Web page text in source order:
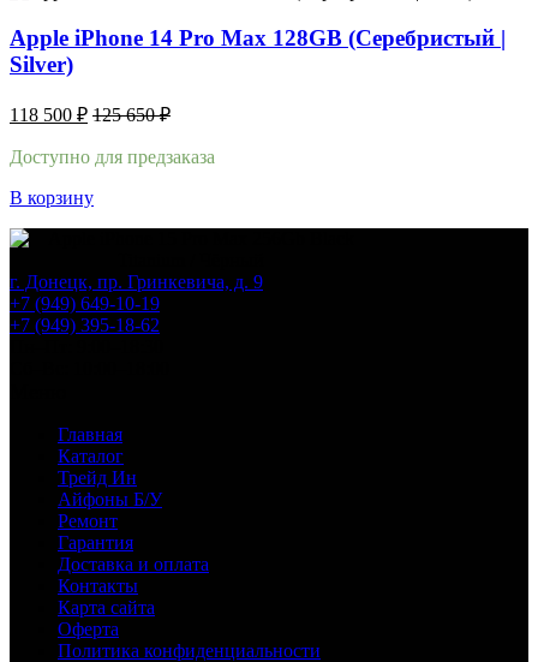
Apple iPhone 14 Pro Max 128GB (Серебристый |
Silver)
118 500 ₽ 125 650₽
Доступно для предзаказа
В корзину
г. Донецк, пр. Гринкевича, д. 9
+7 (949) 649-10-19
+7 (949) 395-18-62
Главная
Каталог
Трейд Ин
Айфоны Б/У
Ремонт
Гарантия
Доставка и оплата
Контакты
Карта сайта
Оферта
Политика конфиденциальности